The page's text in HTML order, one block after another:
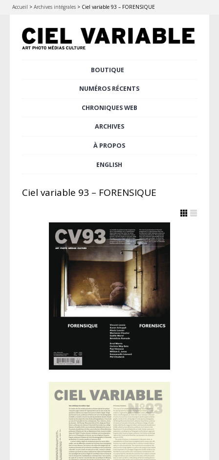
Accueil > Archives intégrales > Ciel variable 93 – FORENSIQUE
BOUTIQUE
NUMÉROS RÉCENTS
CHRONIQUES WEB
ARCHIVES
À PROPOS
ENGLISH
Ciel variable 93 – FORENSIQUE